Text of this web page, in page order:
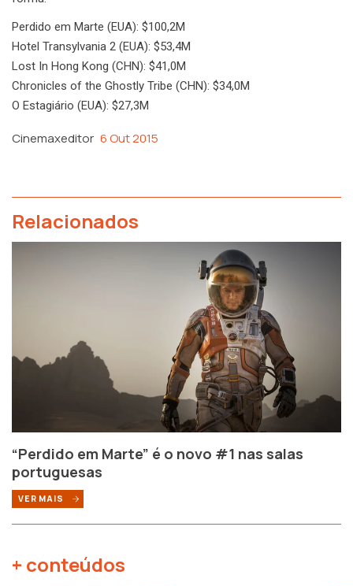
Perdido em Marte (EUA): $100,2M
Hotel Transylvania 2 (EUA): $53,4M
Lost In Hong Kong (CHN): $41,0M
Chronicles of the Ghostly Tribe (CHN): $34,0M
O Estagiário (EUA): $27,3M
Cinemaxeditor 6 Out 2015
Relacionados
“Perdido em Marte” é o novo #1 nas salas
portuguesas
VER MAIS
+ conteúdos